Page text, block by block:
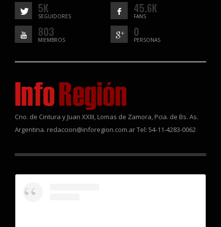
5K
SEGUIDORES
45.6K
FANS
803
MIEMBROS
0
PERSONAS
Cno. de Cintura y Juan XXIII, Lomas de Zamora, Pcia. de Bs. As.
Argentina. redaccion@inforegion.com.ar Tel: 54-11-4283-0062